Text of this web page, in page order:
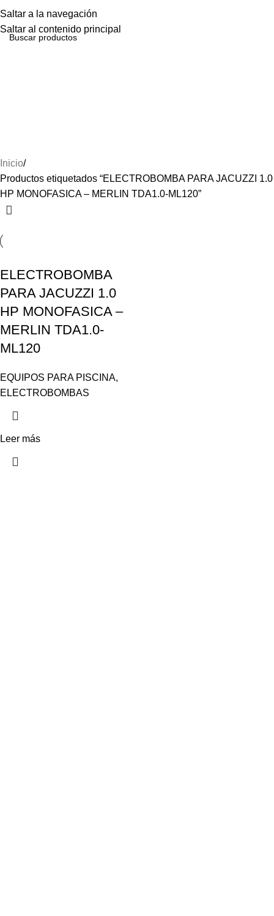
Saltar a la navegación
Saltar al contenido principal
Menú
Inicio
Productos etiquetados “ELECTROBOMBA PARA JACUZZI 1.0
HP MONOFASICA – MERLIN TDA1.0-ML120”
ELECTROBOMBA
PARA JACUZZI 1.0
HP MONOFASICA –
MERLIN TDA1.0-
ML120
EQUIPOS PARA PISCINA,
ELECTROBOMBAS
Leer más